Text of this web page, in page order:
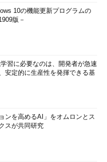
10の機能更新プログラムの
版－
習に必要なのは、開発者が急速
安定的に生産性を発揮できる基
ンを高めるAI」をオムロンとス
スが共同研究